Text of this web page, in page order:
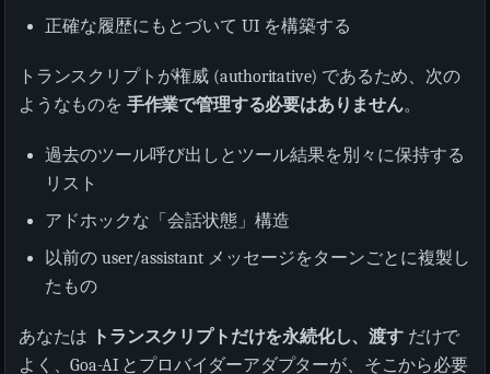
正確な履歴にもとづいて UI を構築する
トランスクリプトが権威 (authoritative) であるため、次の
ようなものを 手作業で管理する必要はありません。
過去のツール呼び出しとツール結果を別々に保持する
リスト
アドホックな「会話状態」構造
以前の user/assistant メッセージをターンごとに複製し
たもの
あなたは トランスクリプトだけを永続化し、渡すだけで
よく、Goa-AI とプロバイダーアダプターが、そこから必要